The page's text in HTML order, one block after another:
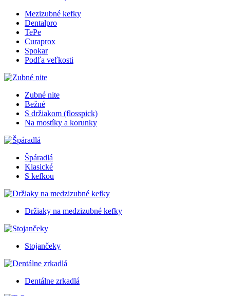
Mezizubné kefky
Dentalpro
TePe
Curaprox
Spokar
Podľa veľkosti
Zubné nite
Bežné
S držiakom (flosspick)
Na mostíky a korunky
Špáradlá
Klasické
S kefkou
Držiaky na medzizubné kefky
Stojančeky
Dentálne zrkadlá